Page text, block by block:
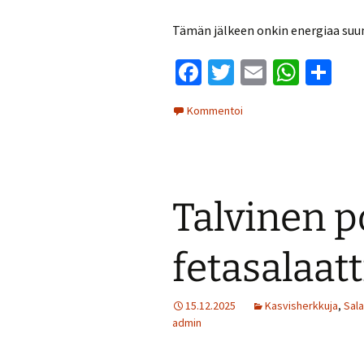
Risotot
Suolaiset
Tämän jälkeen onkin energiaa
Fa
b
k
T
wi
tt
E
W
p
Kommentoi
Talvinen
15.12.2025 Kasvisherkkuja,
admin